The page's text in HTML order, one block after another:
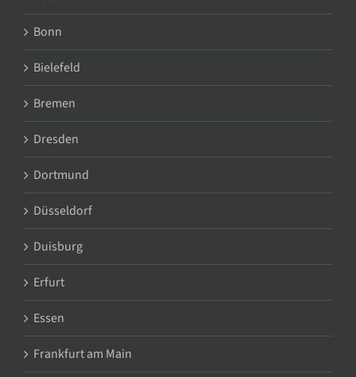
Bonn
Bielefeld
Bremen
Dresden
Dortmund
Düsseldorf
Duisburg
Erfurt
Essen
Frankfurt am Main